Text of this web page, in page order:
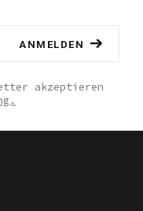
ANMELDEN
akzeptieren